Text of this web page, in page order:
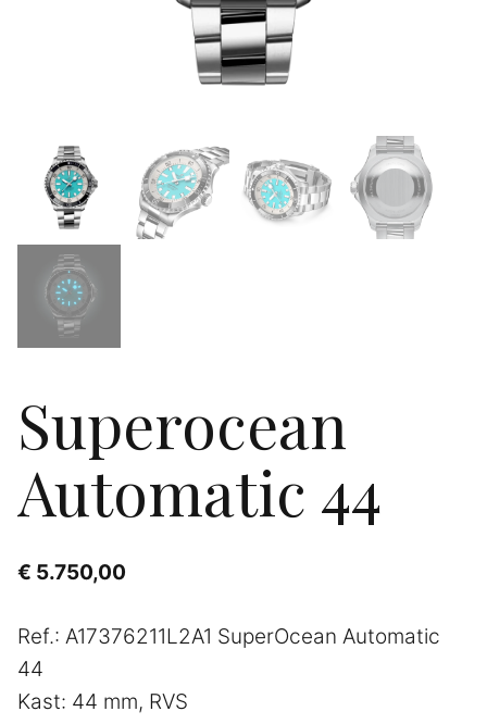
Superocean
Automatic 44
€ 5.750,00
Ref.: A17376211L2A1 SuperOcean Automatic
44
Kast: 44 mm, RVS